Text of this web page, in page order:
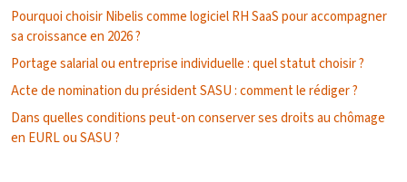
Pourquoi choisir Nibelis comme logiciel RH SaaS pour accompagner
sa croissance en 2026 ?
Portage salarial ou entreprise individuelle : quel statut choisir ?
Acte de nomination du président SASU : comment le rédiger ?
Dans quelles conditions peut-on conserver ses droits au chômage
en EURL ou SASU ?